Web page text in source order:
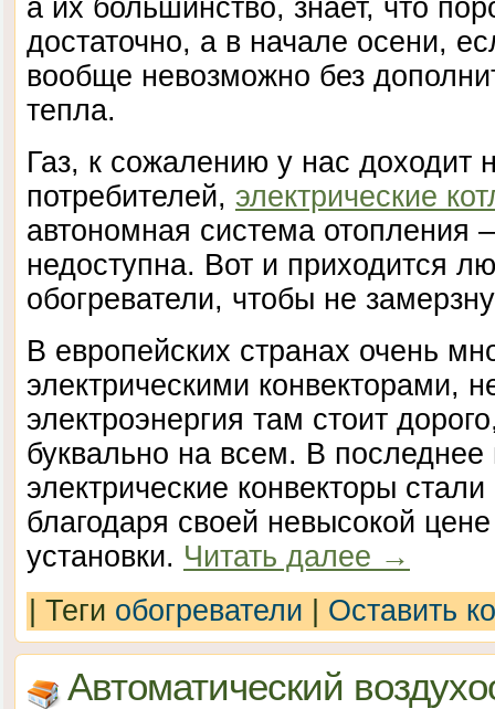
а их большинство, знает, что
достаточно, а в начале осени,
вообще невозможно без
тепла.
Газ, к сожалению у нас доходит
потребителей, электрические
автономная система отопления
недоступна. Вот и приходится
обогреватели, чтобы не
В европейских странах очень
электрическими конвекторами,
электроэнергия там стоит
буквально на всем. В
электрические конвекторы
благодаря своей невысокой
установки. Читать далее →
Теги обогреватели Оставить
Автоматический